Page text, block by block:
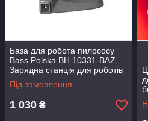
База для робота пилососу
Bass Polska BH 10331-BAZ,
Зарядна станція для роботів
прибиральників
Під замовлення
1 030 ₴